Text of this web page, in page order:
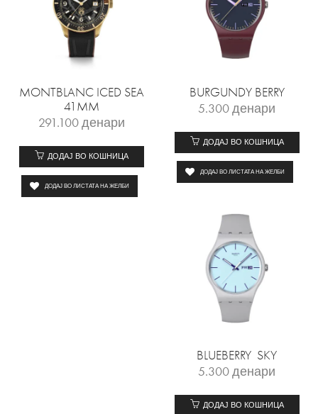
MONTBLANC ICED SEA
41MM
291.100денари
ДОДАЈ ВО КОШНИЦА
ДОДАЈ ВО ЛИСТАТА НА ЖЕЛБИ
BURGUNDY BERRY
5.300денари
ДОДАЈ ВО КОШНИЦА
ДОДАЈ ВО ЛИСТАТА НА ЖЕЛБИ
BLUEBERRY SKY
5.300денари
ДОДАЈ ВО КОШНИЦА